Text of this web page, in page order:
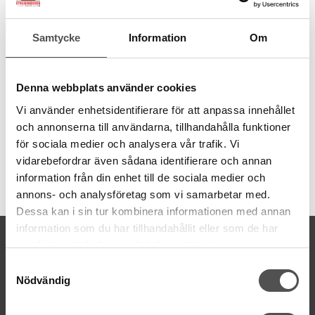
Samtycke Information Om
Denna webbplats använder cookies
Vi använder enhetsidentifierare för att anpassa innehållet
och annonserna till användarna, tillhandahålla funktioner
för sociala medier och analysera vår trafik. Vi
vidarebefordrar även sådana identifierare och annan
information från din enhet till de sociala medier och
annons- och analysföretag som vi samarbetar med.
Dessa kan i sin tur kombinera informationen med annan
information som du har tillhandahållit eller som de har
samlat in när du har använt deras tjänster.
Nödvändig
Denna stygnplåt är uppdaterad med två gängade hål för att
Artikelnummer:
412964206
Mailsvar inom 24 timmar